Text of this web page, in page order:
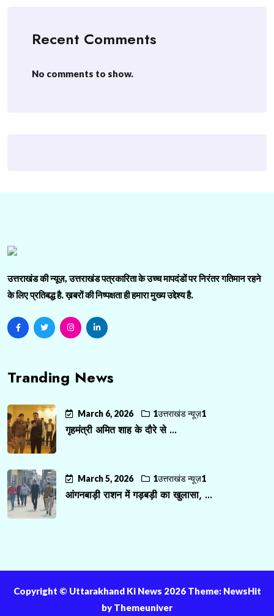
Recent Comments
No comments to show.
उत्तराखंड की न्यूज़, उत्तराखंड पत्रकारिता के उच्च मापदंडों पर निरंतर गतिमान रहने
के लिए प्रतिबद्ध है. ख़बरों की निष्पक्षता ही हमारा मुख्य उद्देश्य है.
Tranding News
March 6, 2026 1उत्तराखंड न्यूज़1
गृहमंत्री अमित शाह के दौरे से ...
March 5, 2026 1उत्तराखंड न्यूज़1
आंगनबाड़ी राशन में गड़बड़ी का खुलासा, ...
Copyright ©️ Uttarakhand Ki News 2026 Theme: NewsHit
by Themeuniver